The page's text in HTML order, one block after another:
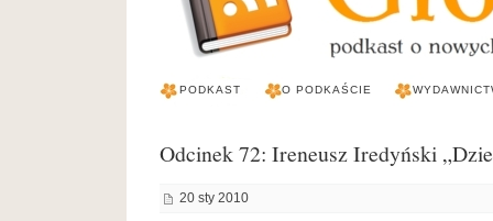
PODKAST O PODKAŚCIE
Odcinek 72: Ireneusz Iredyński
20 sty 2010